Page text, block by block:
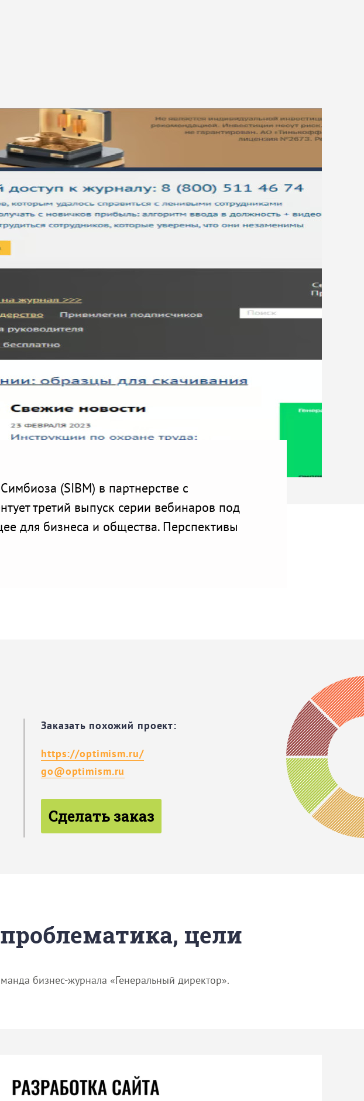
(SIBM) в партнерстве с
третий выпуск серии вебинаров под
для бизнеса и общества. Перспективы
Заказать похожий проект:
https://optimism.ru/
go@optimism.ru
Сделать заказ
цели
бизнес-журнала «Генеральный директор».